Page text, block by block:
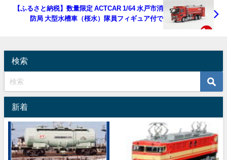
【ふるさと納税】数量限定 ACTCAR 1/64 水戸市消
防局 大型水槽車（桜水）隊員フィギュア付で
検索
新着